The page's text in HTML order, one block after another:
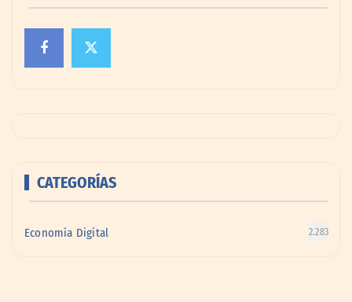
CATEGORÍAS
Economía Digital 2.283